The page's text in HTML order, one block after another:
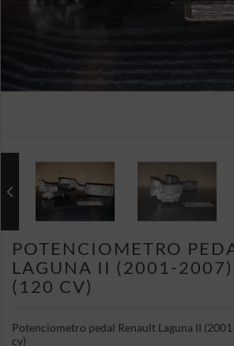
POTENCIOMETRO
LAGUNA II (2001-
(120 CV)
Potenciometro pedal Renault Laguna II
cv)